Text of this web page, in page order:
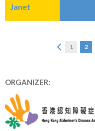
Janet
1 2
ORGANIZER: